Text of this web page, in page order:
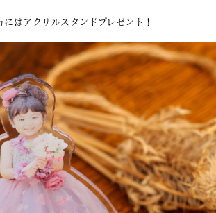
はアクリルスタンドプレゼント！